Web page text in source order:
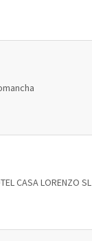
CASA LORENZO SL